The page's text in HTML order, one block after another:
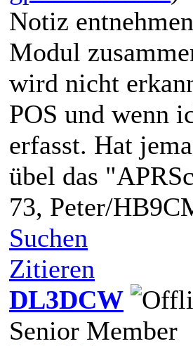
Notiz
Modul
wird nicht
POS und wenn
erfasst. Hat
übel das
73, Peter/
Suchen
Zitieren
DL3DCW
Senior Member